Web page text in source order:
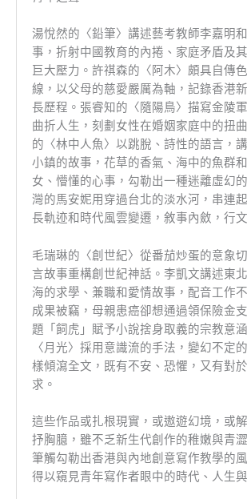
湯悅然的〈鉛筆〉講述藝考教師李嘉明
事，折射中國教育的內捲、家庭矛盾及
巨大壓力。許祺森的〈阿木〉頗具自傳
線，以父母的慈愛嚴厲為軸，記錄香港
長歷程。張睿知的〈隨陽鳥〉描寫金陵
曲折人生，刻劃女性在婚姻家庭中的扭
的〈林中人魚〉以跳脫、詩性的語言，
小鎮的故事，花草的香氣、海中的魚群
女、懵懂的心事，勾勒出一種迷離虛幻
灣的馬安妮用穿過台北的淡水河，串連
長軌迹和時代風雲變遷，敘事內斂，行
毛瑞琳的〈創世紀〉從番茄炒蛋的意象
言故事重構創世紀神話。李凱文講述東
海的求學、兼職和愛情故事，配音工作
成果被竊，母親患癌卻想通過領保險金
題「飼虎」賦予小說捨身取義的宗教意
〈月光〉採用意識流的手法，變幻不定
樣傾瀉全文，既有不安、恐懼，又有對
求。
這些作品或扎根現實，或遨遊幻境，或
抒胸臆，雖不乏新生代創作的稚嫩與青
筆觸勾勒出香港與內地創意寫作教學的
得以窺見青年寫作者眼中的時代、人生